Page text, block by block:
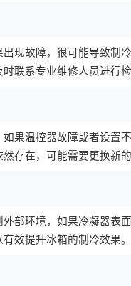
现故障，很可能导致制
联系专业维修人员进行检
果温控器故障或者设置
存在，可能需要更换新的
部环境，如果冷凝器表
效提升冰箱的制冷效果。